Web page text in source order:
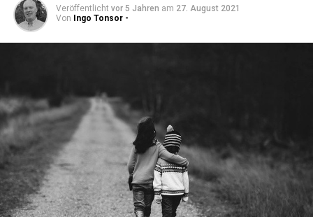
Veröffentlicht vor 5 Jahren am 27. August 2021
Von Ingo Tonsor -